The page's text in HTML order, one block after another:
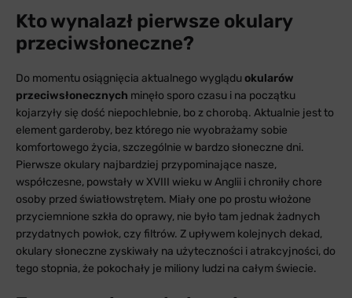
Kto wynalazł pierwsze okulary
przeciwsłoneczne?
Do momentu osiągnięcia aktualnego wygląduokularów
przeciwsłonecznych minęło sporo czasu i na początku
kojarzyły się dość niepochlebnie, bo z chorobą. Aktualnie jest to
element garderoby, bez którego nie wyobrażamy sobie
komfortowego życia, szczególnie w bardzo słoneczne dni.
Pierwsze okulary najbardziej przypominające nasze,
współczesne, powstały w XVIII wieku w Anglii i chroniły chore
osoby przed światłowstrętem. Miały one po prostu włożone
przyciemnione szkła do oprawy, nie było tam jednak żadnych
przydatnych powłok, czy filtrów. Z upływem kolejnych dekad,
okulary słoneczne zyskiwały na użyteczności i atrakcyjności, do
tego stopnia, że pokochały je miliony ludzi na całym świecie.